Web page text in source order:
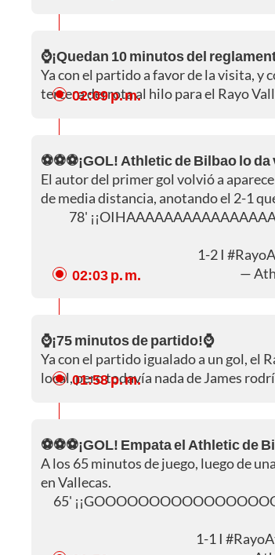
⌚¡Quedan 10 minutos del
Ya con el partido a favor de la visita, y
tercera derrota al hilo para el Rayo
02:09 p. m.
⚽⚽⚽¡GOL! Athletic de Bilbao lo
El autor del primer gol volvió a
de media distancia, anotando el 2-1
78'
1-2 I
—
02:03 p. m.
⌚¡75 minutos de partido!⌚
Ya con el partido igualado a un gol, el
local, pero todavía nada de James
01:58 p. m.
⚽⚽⚽¡GOL! Empata el Athletic de
A los 65 minutos de juego, luego de
en Vallecas.
65'
1-1 I